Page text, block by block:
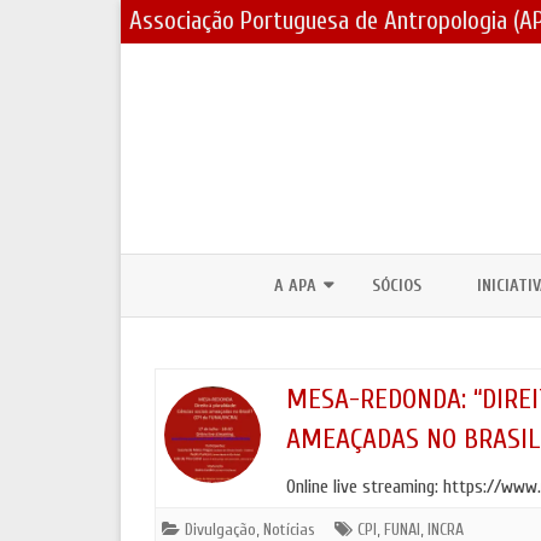
Associação Portuguesa de Antropologia
A APA
ASSEMBLEIAS GERAIS E ELEIÇÕES
PARCERIAS E PROTOCOLOS
CONTACTOS
SÓCIOS
BOLSAS
FÓRUNS
DIA
MESA-REDONDA:
AMEAÇADAS NO
Online live streaming: https://
Divulgação,Notícias CPI,FUNAI,INCRA